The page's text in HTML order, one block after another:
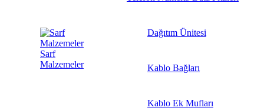
Sarf
Malzemeler
Dağıtım Ünitesi
Kablo Bağları
Kablo Ek Mufları